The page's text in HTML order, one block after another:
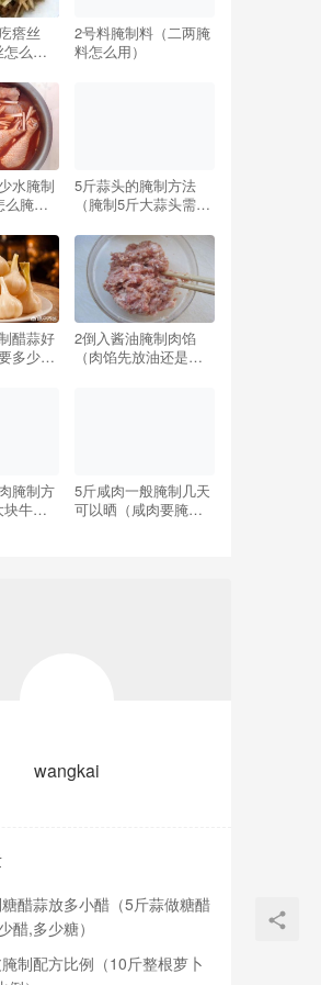
瘩丝
怎么腌
2号料腌制料（二两腌
料怎么用）
水腌制
么腌制
5斤蒜头的腌制方法
（腌制5斤大蒜头需要
醋蒜好
多少糖
2倒入酱油腌制肉馅
（肉馅先放油还是先
腌制方
牛肉
5斤咸肉一般腌制几天
可以晒（咸肉要腌制
wangkai
醋蒜放多小醋（5斤蒜做糖醋
醋,多少糖）
制配方比例（10斤整根萝卜